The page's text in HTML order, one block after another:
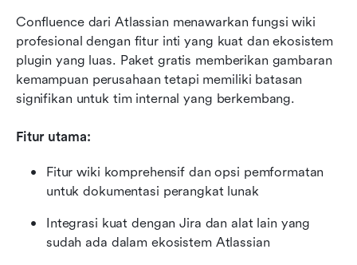
Confluence dari Atlassian menawarkan fungsi wiki
profesional dengan fitur inti yang kuat dan ekosistem
plugin yang luas. Paket gratis memberikan gambaran
kemampuan perusahaan tetapi memiliki batasan
signifikan untuk tim internal yang berkembang.
Fitur utama:
Fitur wiki komprehensif dan opsi pemformatan
untuk dokumentasi perangkat lunak
Integrasi kuat dengan Jira dan alat lain yang
sudah ada dalam ekosistem Atlassian